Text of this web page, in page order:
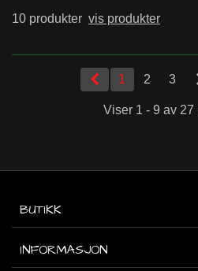
10 produkter vis produkter
1 2 3
Viser 1 - 9 av 27
BUTIKK
INFORMASJON